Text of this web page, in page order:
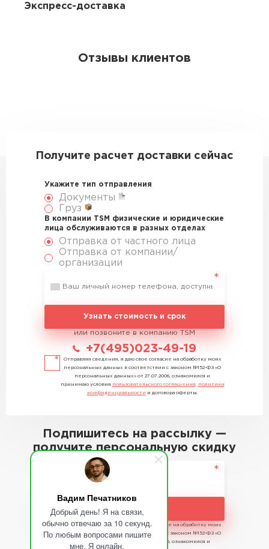
Вадим Печатников
Добрый день! Я на связи,
обычно отвечаю за 10 секунд.
По любым вопросами пишите
мне. Я онлайн.
Экспресс-доставка
Отзывы клиентов
Получите расчет доставки сейчас
Укажите тип отправления
Документы
Груз
В компании TSM физические и юридические
лица обслуживаются в разных отделах
Отправка от частного лица
Отправка от компании/
организации
Узнать стоимость и срок
или позвоните в компанию TSM
+7(495)023-49-19
Отправляя сведения, я даю свое согласие на обработку моих
персональных данных в соответствии с законом №152-ФЗ «О
персональных данных» от 27.07.2006, ознакомился и
принимаю условия пользовательского соглашения
политики
конфиденциальности и договора оферты.
Подпишитесь на рассылку —
получите персональную скидку
Отправляя сведения, я даю свое согласие на обработку моих
персональных данных в соответствии с законом №152-ФЗ «О
персональных данных» от 27.07.2006, ознакомился и